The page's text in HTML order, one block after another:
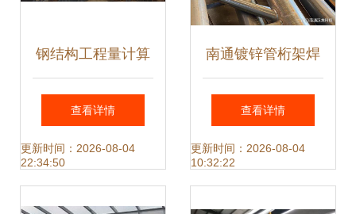
钢结构工程量计算
方法及规则与网架
展开面积计算详解
查看详情
更新时间：2026-08-04
22:34:50
南通镀锌管桁架焊
接与专业非标钢结
构件加工的领军者
查看详情
更新时间：2026-08-04
10:32:22